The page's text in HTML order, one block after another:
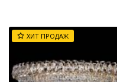
ХИТ ПРОДАЖ